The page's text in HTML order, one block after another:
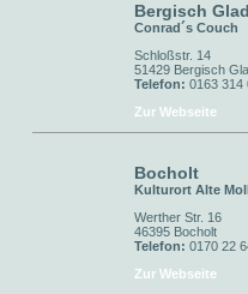
Bergisch
Conrad´s Couch
Schloßstr. 14
51429 Bergisch
Telefon: 0163 314
Zur Webseite
Bocholt
Kulturort Alte
Werther Str. 16
46395 Bocholt
Telefon: 0170 22
Zur Webseite